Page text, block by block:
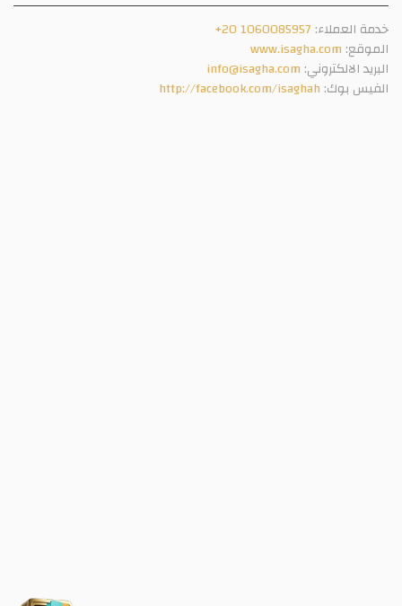
خدمة العملاء: +20 1060085957
الموقع: www.isagha.com
البريد الالكتروني: info@isagha.com
الفيس بوك: http://facebook.com/isaghah